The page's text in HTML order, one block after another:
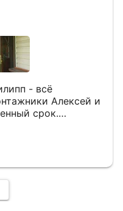
- всё
Алексей и
срок.
и установили
и качественно
спасибо